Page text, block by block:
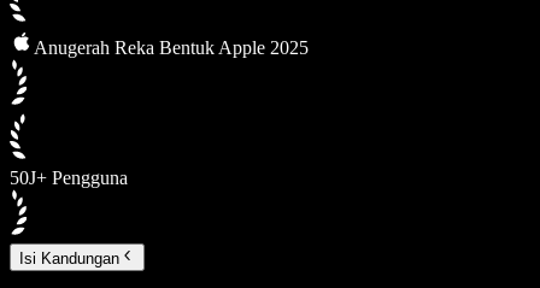
Anugerah Reka Bentuk Apple 2025
50J+ Pengguna
Isi Kandungan